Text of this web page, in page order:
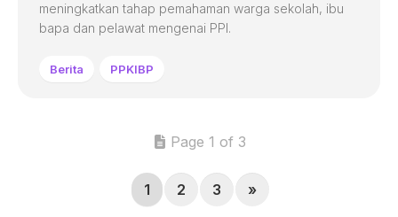
meningkatkan tahap pemahaman warga sekolah, ibu
bapa dan pelawat mengenai PPI.
Berita PPKIBP
Page 1 of 3
1 2 3 »